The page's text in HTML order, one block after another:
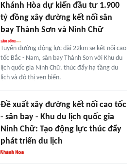
Khánh Hòa dự kiến đầu tư 1.900
tỷ đồng xây đường kết nối sân
bay Thành Sơn và Ninh Chữ
Tuyến đường động lực dài 22km sẽ kết nối cao
tốc Bắc - Nam, sân bay Thành Sơn với Khu du
lịch quốc gia Ninh Chữ, thúc đẩy hạ tầng du
lịch và đô thị ven biển.
Đề xuất xây đường kết nối cao tốc
- sân bay - Khu du lịch quốc gia
Ninh Chữ: Tạo động lực thúc đẩy
phát triển du lịch